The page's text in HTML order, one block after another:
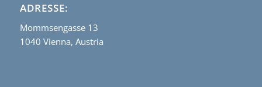
ADRESSE:
Mommsengasse 13
1040 Vienna, Austria